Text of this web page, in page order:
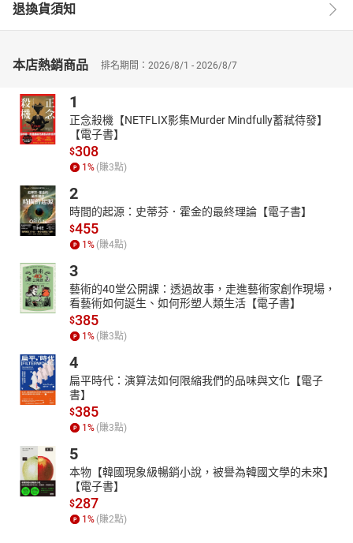
退換貨須知
本店熱銷商品 排名期間：2026/8/1 - 2026/8/7
1
正念殺機【NETFLIX影集Murder Mindfully蓄弒待發】
【電子書】
$308
1 % (賺3點)
2
時間的起源：史蒂芬．霍金的最終理論【電子書】
$455
1 % (賺4點)
3
藝術的40堂公開課：透過故事，走進藝術家創作現場，
看藝術如何誕生、如何形塑人類生活【電子書】
$385
1 % (賺3點)
4
扁平時代：演算法如何限縮我們的品味與文化【電子
書】
$385
1 % (賺3點)
5
本物【韓國現象級暢銷小說，被譽為韓國文學的未來】
【電子書】
$287
1 % (賺2點)